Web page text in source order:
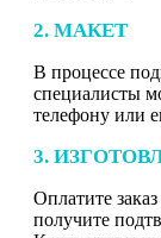
2. МАКЕТ
В процессе
специалисты
телефону или
3.
Оплатите
получите